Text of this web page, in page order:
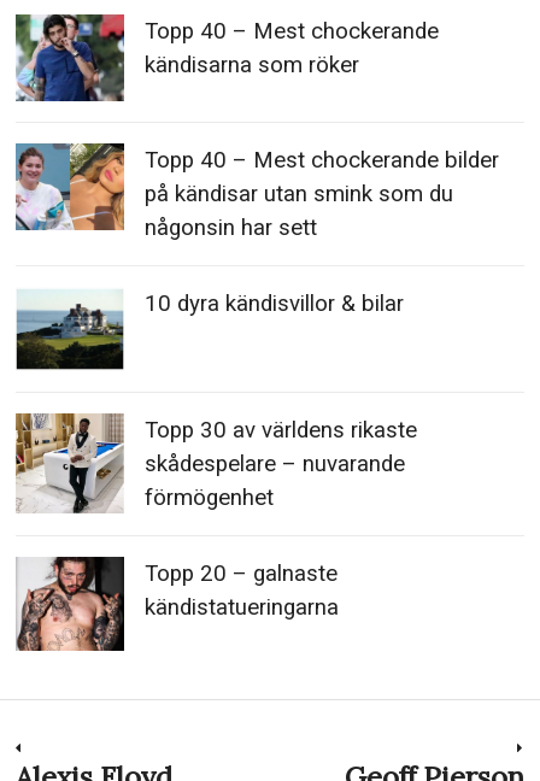
Topp 40 – Mest chockerande
kändisarna som röker
Topp 40 – Mest chockerande bilder
på kändisar utan smink som du
någonsin har sett
10 dyra kändisvillor & bilar
Topp 30 av världens rikaste
skådespelare – nuvarande
förmögenhet
Topp 20 – galnaste
kändistatueringarna
Inläggsnavigering
Previous